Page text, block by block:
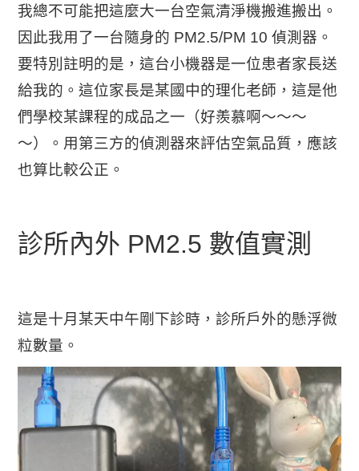
我總不可能把這麼大一台空氣清淨機搬進搬出。
因此我用了一台隨身的 PM2.5/PM 10 偵測器。
要特別註明的是，這台小機器是一位患者家長送
給我的。這位家長是某國中的理化老師，這是他
們學校某課程的成品之一（好羨慕啊～～～
～）。用第三方的偵測器來評估空氣品質，應該
也算比較公正。
診所內外 PM2.5 數值實測
這是十月某天中午剛下診時，診所戶外的懸浮微
粒數量。